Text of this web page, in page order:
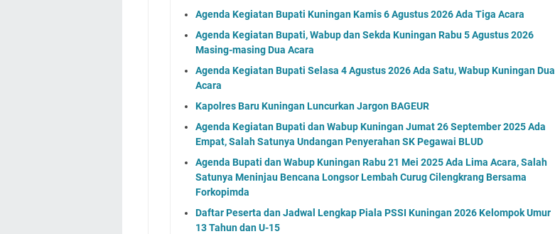
Agenda Kegiatan Bupati Kuningan Kamis 6 Agustus 2026 Ada Tiga Acara
Agenda Kegiatan Bupati, Wabup dan Sekda Kuningan Rabu 5 Agustus 2026
Masing-masing Dua Acara
Agenda Kegiatan Bupati Selasa 4 Agustus 2026 Ada Satu, Wabup Kuningan Dua
Acara
Kapolres Baru Kuningan Luncurkan Jargon BAGEUR
Agenda Kegiatan Bupati dan Wabup Kuningan Jumat 26 September 2025 Ada
Empat, Salah Satunya Undangan Penyerahan SK Pegawai BLUD
Agenda Bupati dan Wabup Kuningan Rabu 21 Mei 2025 Ada Lima Acara, Salah
Satunya Meninjau Bencana Longsor Lembah Curug Cilengkrang Bersama
Forkopimda
Daftar Peserta dan Jadwal Lengkap Piala PSSI Kuningan 2026 Kelompok Umur
13 Tahun dan U-15